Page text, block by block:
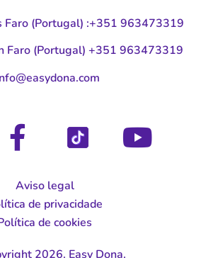
Faro (Portugal) :+351 963473319
Faro (Portugal) +351 963473319
Aviso legal
de privacidade
de cookies
2026. Easy Dona.